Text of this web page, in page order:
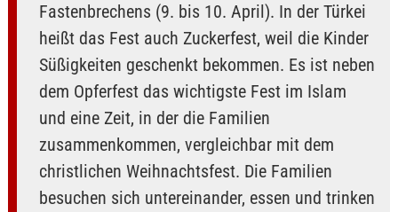
Fastenbrechens (9. bis 10. April). In der Türkei
heißt das Fest auch Zuckerfest, weil die Kinder
Süßigkeiten geschenkt bekommen. Es ist neben
dem Opferfest das wichtigste Fest im Islam
und eine Zeit, in der die Familien
zusammenkommen, vergleichbar mit dem
christlichen Weihnachtsfest. Die Familien
besuchen sich untereinander, essen und trinken